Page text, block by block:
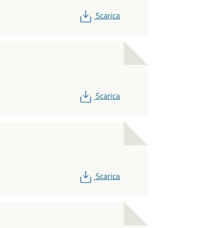
PDF
Scarica
PDF
Scarica
PDF
Scarica